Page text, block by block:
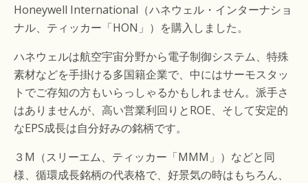
Honeywell International（ハネウェル・インターナショ
ナル、ティッカー「HON」）を購入しました。
ハネウェルは航空宇宙分野から電子制御システム、特殊
素材などを手掛ける多国籍企業で、中にはサーモスタッ
トでご存知の方もいらっしゃるかもしれません。派手さ
はありませんが、高い営業利回りとROE、そして安定的
なEPS成長は自分好みの銘柄です。
３M（スリーエム、ティッカー「MMM」）などと同
様、循環成長銘柄の代表格で、好景気の時はもちろん、